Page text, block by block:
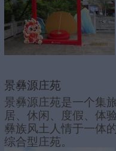
景彝源庄苑
景彝源庄苑是一个集
居、休闲、度假、体
彝族风土人情于一体的
综合型庄苑。